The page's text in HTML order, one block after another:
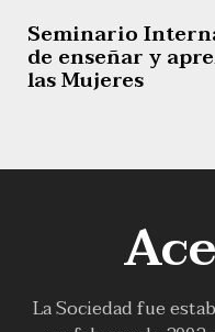
Seminario
de enseñar y
las Mujeres
La Sociedad fue